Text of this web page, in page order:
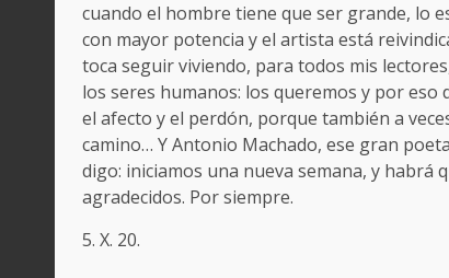
cuando el hombre tiene que ser grande, lo
con mayor potencia y el artista está
toca seguir viviendo, para todos mis
los seres humanos: los queremos y por
el afecto y el perdón, porque también a
camino… Y Antonio Machado, ese gran
digo: iniciamos una nueva semana, y habrá
agradecidos. Por siempre.
5. X. 20.